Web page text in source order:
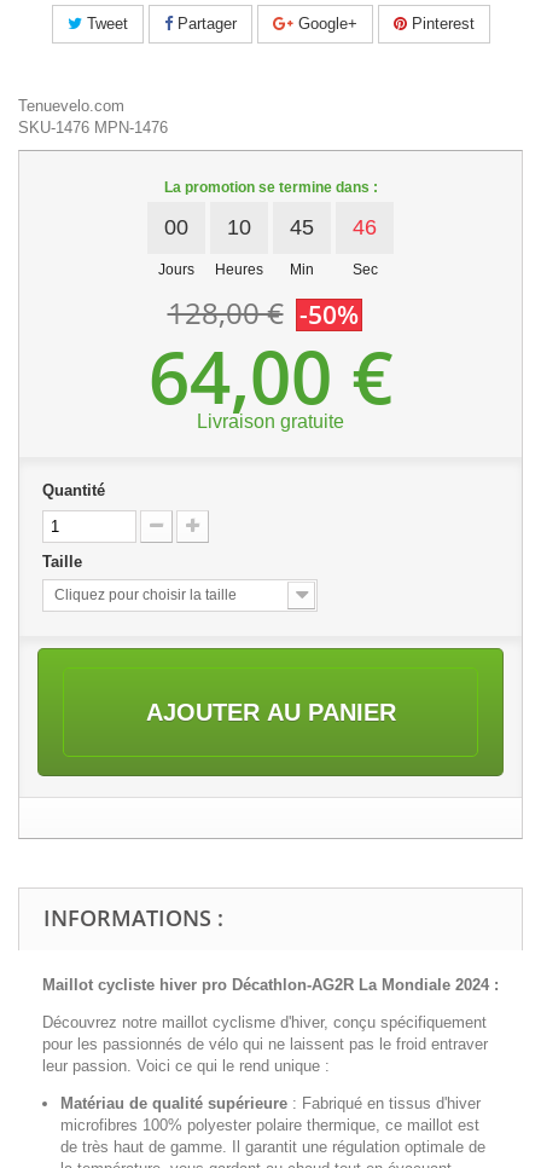
Tweet Partager Google+ Pinterest
Tenuevelo.com
SKU-1476 MPN-1476
La promotion se termine dans :
00
Jours
10
Heures
45
Min
45
Sec
128,00 € -50%
64,00 €
Livraison gratuite
Quantité
Taille
Cliquez pour choisir la taille
AJOUTER AU PANIER
INFORMATIONS :
Maillot cycliste hiver pro Décathlon-AG2R La Mondiale 2024 :
Découvrez notre maillot cyclisme d'hiver, conçu spécifiquement
pour les passionnés de vélo qui ne laissent pas le froid entraver
leur passion. Voici ce qui le rend unique :
Matériau de qualité supérieure : Fabriqué en tissus d'hiver
microfibres 100% polyester polaire thermique, ce maillot est
de très haut de gamme. Il garantit une régulation optimale de